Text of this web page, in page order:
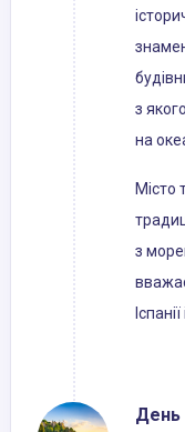
з
на
Місто
з
День